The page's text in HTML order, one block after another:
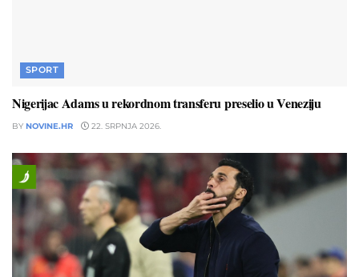
SPORT
Nigerijac Adams u rekordnom transferu preselio u Veneziju
BY NOVINE.HR 22. SRPNJA 2026.